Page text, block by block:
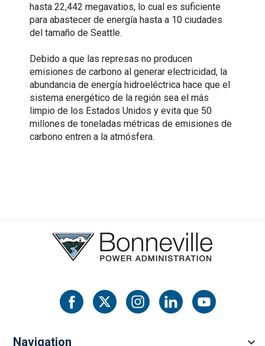
hasta 22,442 megavatios, lo cual es suficiente
para abastecer de energía hasta a 10 ciudades
del tamaño de Seattle.
Debido a que las represas no producen
emisiones de carbono al generar electricidad, la
abundancia de energía hidroeléctrica hace que el
sistema energético de la región sea el más
limpio de los Estados Unidos y evita que 50
millones de toneladas métricas de emisiones de
carbono entren a la atmósfera.
Navigation